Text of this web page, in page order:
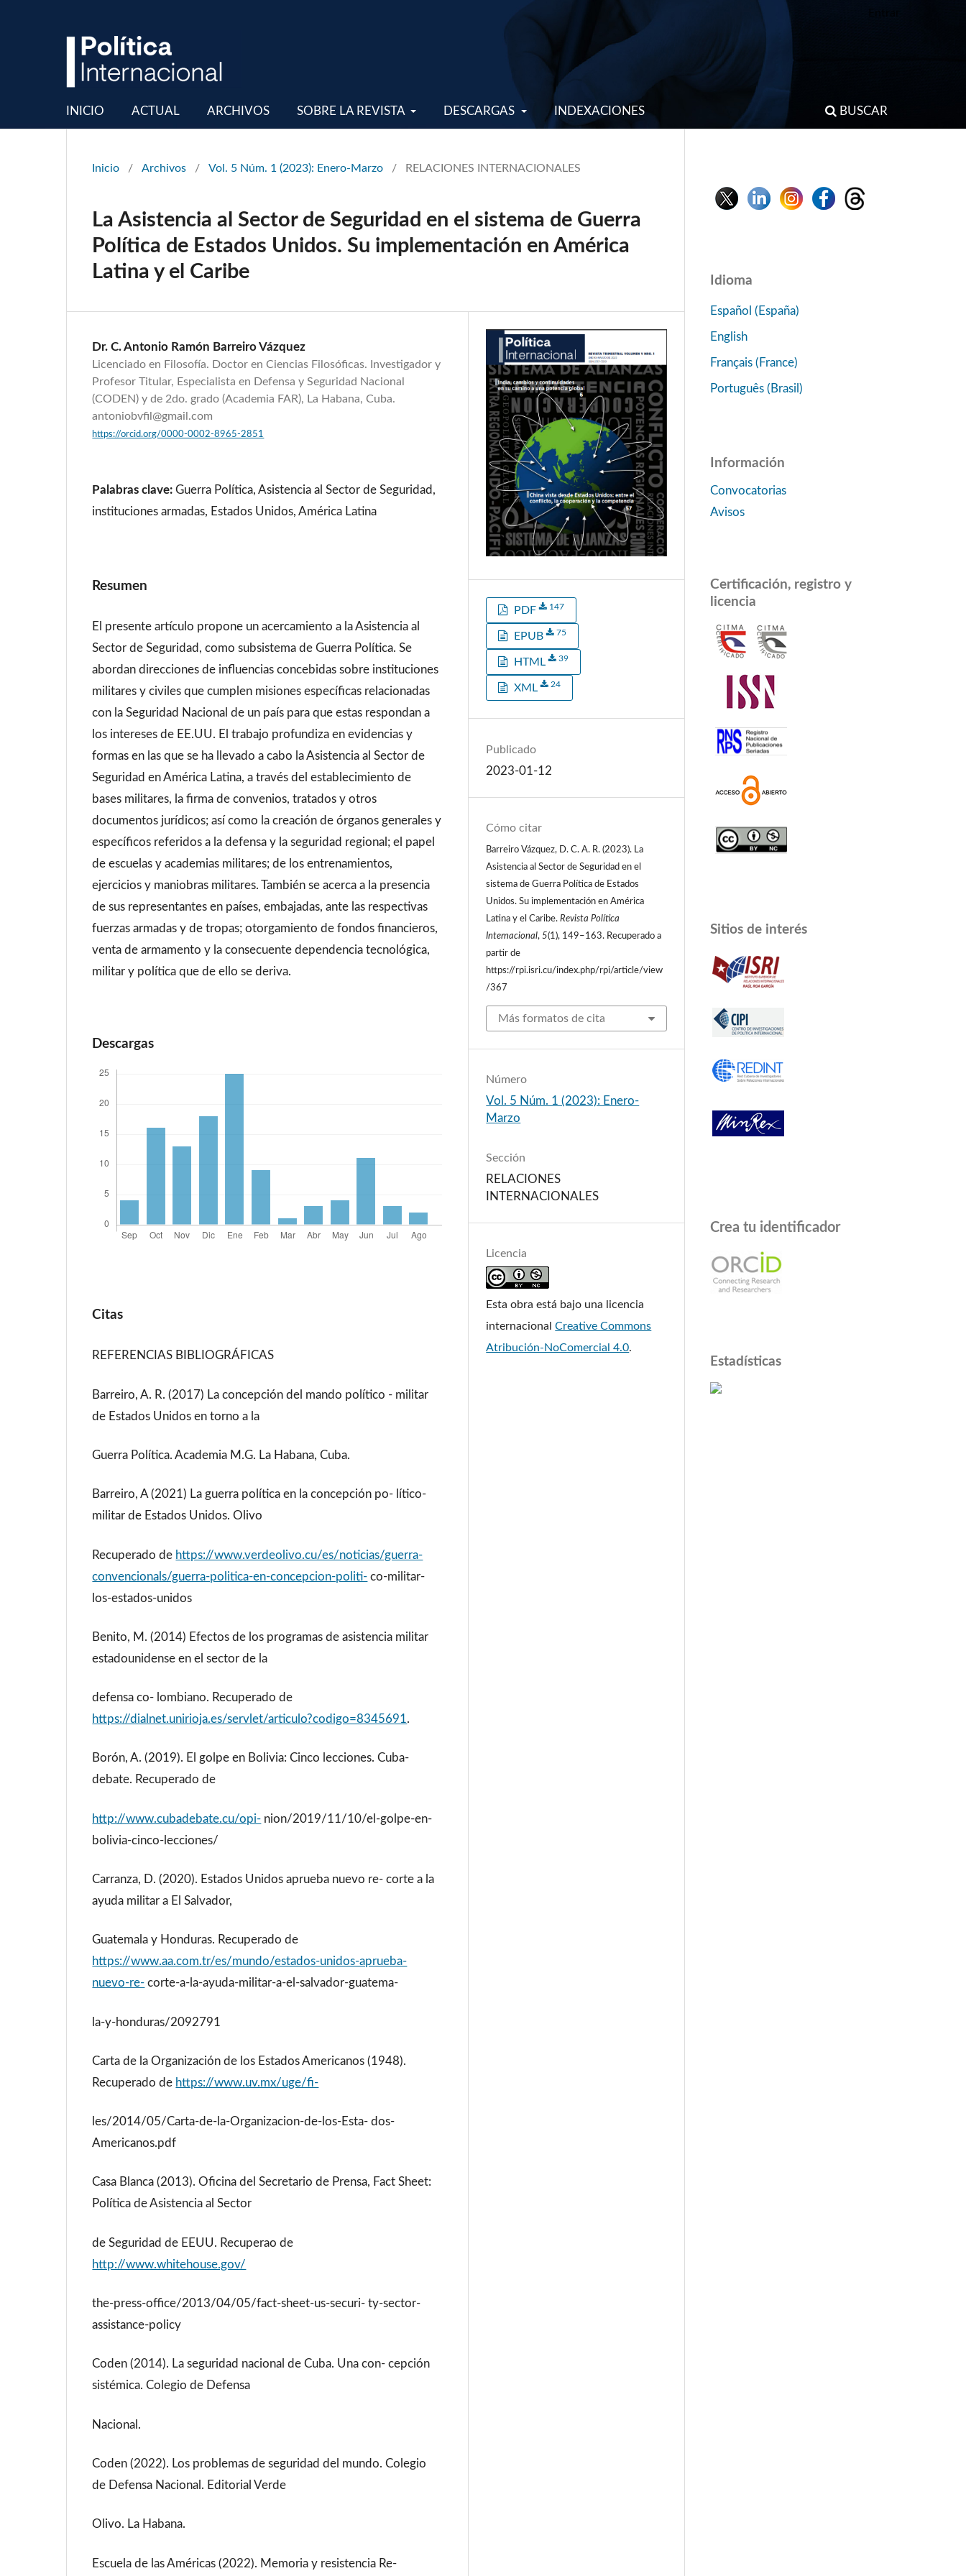
INICIO ACTUAL ARCHIVOS SOBRE LA REVISTA DESCARGAS INDEXACIONES BUSCAR
Inicio / Archivos / Vol. 5 Núm. 1 (2023): Enero-Marzo / RELACIONES INTERNACIONALES
La Asistencia al Sector de Seguridad en el sistema de Guerra
Política de Estados Unidos. Su implementación en América
Latina y el Caribe
Dr. C. Antonio Ramón Barreiro Vázquez
Licenciado en Filosofía. Doctor en Ciencias Filosóficas. Investigador y
Profesor Titular, Especialista en Defensa y Seguridad Nacional
(CODEN) y de 2do. grado (Academia FAR), La Habana, Cuba.
antoniobvfil@gmail.com
https://orcid.org/0000-0002-8965-2851
Palabras clave:Guerra Política, Asistencia al Sector de Seguridad,
instituciones armadas, Estados Unidos, América Latina
Resumen
El presente artículo propone un acercamiento a la Asistencia al
Sector de Seguridad, como subsistema de Guerra Política. Se
abordan direcciones de influencias concebidas sobre instituciones
militares y civiles que cumplen misiones específicas relacionadas
con la Seguridad Nacional de un país para que estas respondan a
los intereses de EE.UU. El trabajo profundiza en evidencias y
formas en las que se ha llevado a cabo la Asistencia al Sector de
Seguridad en América Latina, a través del establecimiento de
bases militares, la firma de convenios, tratados y otros
documentos jurídicos; así como la creación de órganos generales y
específicos referidos a la defensa y la seguridad regional; el papel
de escuelas y academias militares; de los entrenamientos,
ejercicios y maniobras militares. También se acerca a la presencia
de sus representantes en países, embajadas, ante las respectivas
fuerzas armadas y de tropas; otorgamiento de fondos financieros,
venta de armamento y la consecuente dependencia tecnológica,
militar y política que de ello se deriva.
Descargas
Citas
REFERENCIAS BIBLIOGRÁFICAS
Barreiro, A. R. (2017) La concepción del mando político - militar
de Estados Unidos en torno a la
Guerra Política. Academia M.G. La Habana, Cuba.
Barreiro, A (2021) La guerra política en la concepción po- lítico-
militar de Estados Unidos. Olivo
Recuperado de https://www.verdeolivo.cu/es/noticias/guerra-
convencionals/guerra-politica-en-concepcion-politi- co-militar-
los-estados-unidos
Benito, M. (2014) Efectos de los programas de asistencia militar
estadounidense en el sector de la
defensa co- lombiano. Recuperado de
https://dialnet.unirioja.es/servlet/articulo?codigo=8345691.
Borón, A. (2019). El golpe en Bolivia: Cinco lecciones. Cuba-
debate. Recuperado de
http://www.cubadebate.cu/opi- nion/2019/11/10/el-golpe-en-
bolivia-cinco-lecciones/
Carranza, D. (2020). Estados Unidos aprueba nuevo re- corte a la
ayuda militar a El Salvador,
Guatemala y Honduras. Recuperado de
https://www.aa.com.tr/es/mundo/estados-unidos-aprueba-
nuevo-re- corte-a-la-ayuda-militar-a-el-salvador-guatema-
la-y-honduras/2092791
Carta de la Organización de los Estados Americanos (1948).
Recuperado de https://www.uv.mx/uge/fi-
les/2014/05/Carta-de-la-Organizacion-de-los-Esta- dos-
Americanos.pdf
Casa Blanca (2013). Oficina del Secretario de Prensa, Fact Sheet:
Política de Asistencia al Sector
de Seguridad de EEUU. Recuperao de
http://www.whitehouse.gov/
the-press-office/2013/04/05/fact-sheet-us-securi- ty-sector-
assistance-policy
Coden (2014). La seguridad nacional de Cuba. Una con- cepción
sistémica. Colegio de Defensa
Nacional.
Coden (2022). Los problemas de seguridad del mundo. Colegio
de Defensa Nacional. Editorial Verde
Olivo. La Habana.
Escuela de las Américas (2022). Memoria y resistencia Re-
PDF 147
EPUB 75
HTML 39
XML 24
Publicado
2023-01-12
Cómo citar
Barreiro Vázquez, D. C. A. R. (2023). La
Asistencia al Sector de Seguridad en el
sistema de Guerra Política de Estados
Unidos. Su implementación en América
Latina y el Caribe.Revista Política
Internacional, 5(1), 149–163. Recuperado a
partir de
https://rpi.isri.cu/index.php/rpi/article/view
/367
Más formatos de cita
Número
Vol. 5 Núm. 1 (2023): Enero-
Marzo
Sección
RELACIONES
INTERNACIONALES
Licencia
Esta obra está bajo una licencia
internacionalCreative Commons
Atribución-NoComercial 4.0.
Idioma
Español (España)
English
Français (France)
Português (Brasil)
Información
Convocatorias
Avisos
Certificación, registro y
licencia
Sitios de interés
Crea tu identificador
Estadísticas